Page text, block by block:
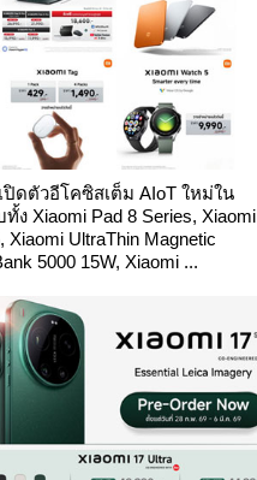
ปิดตัวอีโคซิสเต็ม AIoT ใหม่ใน
ง Xiaomi Pad 8 Series, Xiaomi
Xiaomi UltraThin Magnetic
5000 15W, Xiaomi ...